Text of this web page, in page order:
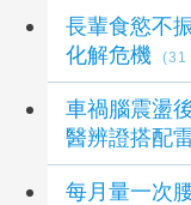
長輩食慾不
化解危機
(31
車禍腦震盪
醫辨證搭配
每月量一次